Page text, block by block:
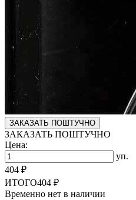
ЗАКАЗАТЬ ПОШТУЧНО
ЗАКАЗАТЬ ПОШТУЧНО
Цена:
уп.
404 ₽
ИТОГО404 ₽
Временно нет в наличии